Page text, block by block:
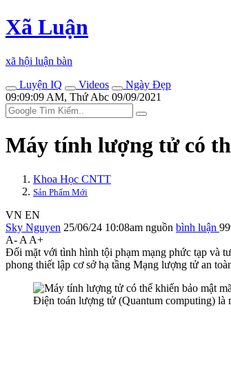
Xã Luận
xã hội luận bàn
Luyện IQ
Videos
Ngày Đẹp
09:09:09 AM, Thứ Abc 09/09/2021
Máy tính lượng tử có
Khoa Học CNTT
Sản Phẩm Mới
VN EN
Sky Nguyen 25/06/24 10:08am nguồn bình luận
A- A A+
Đối mặt với tình hình tội phạm mạng phức tạp và
phong thiết lập cơ sở hạ tầng Mạng lượng tử an
Điện toán lượng tử (Quantum computing) là